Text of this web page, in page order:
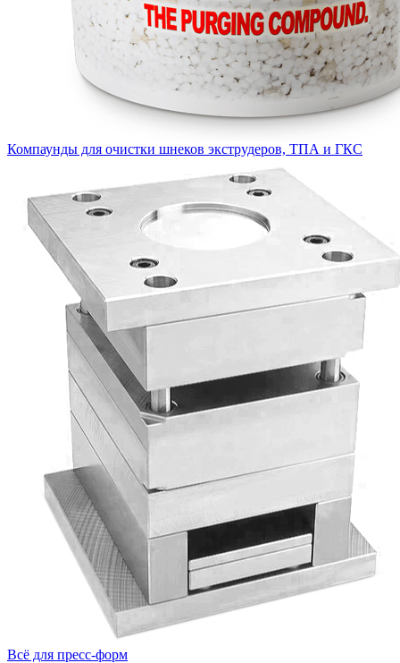
Компаунды для очистки шнеков экструдеров, ТПА и ГКС
Всё для пресс-форм